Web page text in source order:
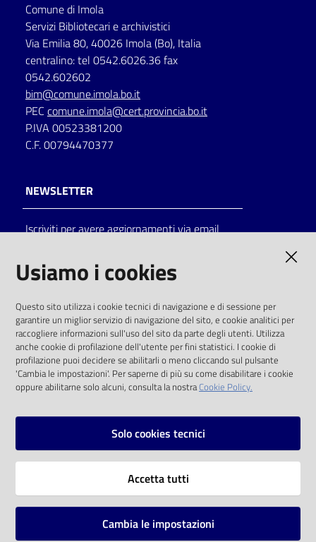
Seguici
su
on line
Eventi
Chiedi al
bibliotecario
Avvisi
Comune di Imola
Servizi Bibliotecari e archivistici
Via Emilia 80, 40026 Imola (Bo), Italia
centralino: tel 0542.6026.36 fax
0542.602602
bim@comune.imola.bo.it
PEC comune.imola@cert.provincia.bo.it
P.IVA 00523381200
C.F. 00794470377
NEWSLETTER
Iscriviti per avere aggiornamenti via email
solo alle condizioni previste dalla direttiva
comunitaria 2003/98/CE e dal d.lgs. 36/2006
SOCIAL
Instagram
Vai alla pagina
Usiamo i cookies
Questo sito utilizza i cookie tecnici di navigazione e di sessione per
garantire un miglior servizio di navigazione del sito, e cookie analitici per
raccogliere informazioni sull'uso del sito da parte degli utenti. Utilizza
anche cookie di profilazione dell'utente per fini statistici. I cookie di
profilazione puoi decidere se abilitarli o meno cliccando sul pulsante
'Cambia le impostazioni'. Per saperne di più su come disabilitare i cookie
oppure abilitarne solo alcuni, consulta la nostraCookie Policy.
Solo cookies tecnici
Accetta tutti
Cambia le impostazioni